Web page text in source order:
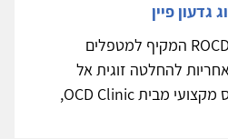
נפתחה ההרשמה לקורס ROCD המקיף למטפלים
להחלטה זוגית אל
המרחב של ה־ROCD קורס מקצועי מבית OCD Clinic,